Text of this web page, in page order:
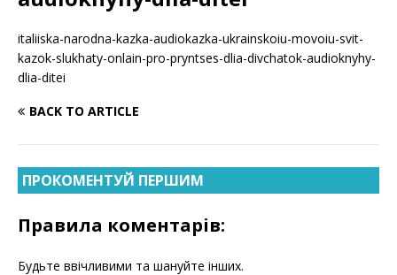
italiiska-narodna-kazka-audiokazka-ukrainskoiu-movoiu-svit-
kazok-slukhaty-onlain-pro-pryntses-dlia-divchatok-audioknyhy-
dlia-ditei
BACK TO ARTICLE
ПРОКОМЕНТУЙ ПЕРШИМ
Правила коментарів:
Будьте ввічливими та шануйте інших.